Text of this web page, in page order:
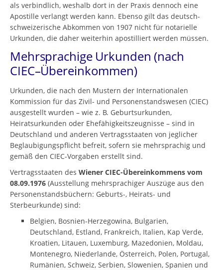
als verbindlich, weshalb dort in der Praxis dennoch eine
Apostille verlangt werden kann. Ebenso gilt das deutsch-
schweizerische Abkommen von 1907 nicht für notarielle
Urkunden, die daher weiterhin apostilliert werden müssen.
Mehrsprachige Urkunden (nach
CIEC–Übereinkommen)
Urkunden, die nach den Mustern der Internationalen
Kommission für das Zivil- und Personenstandswesen (CIEC)
ausgestellt wurden – wie z. B. Geburtsurkunden,
Heiratsurkunden oder Ehefähigkeitszeugnisse – sind in
Deutschland und anderen Vertragsstaaten von jeglicher
Beglaubigungspflicht befreit, sofern sie mehrsprachig und
gemäß den CIEC-Vorgaben erstellt sind.
Vertragsstaaten des Wiener CIEC-Übereinkommens vom
08.09.1976 (Ausstellung mehr­sprachiger Auszüge aus den
Personenstandsbüchern: Geburts-, Heirats- und
Sterbeurkunde) sind:
Belgien, Bosnien-Herzegowina, Bulgarien,
Deutschland, Estland, Frankreich, Italien, Kap Verde,
Kroatien, Litauen, Luxemburg, Mazedonien, Moldau,
Montenegro, Niederlande, Österreich, Polen, Portugal,
Rumänien, Schweiz, Serbien, Slowenien, Spanien und